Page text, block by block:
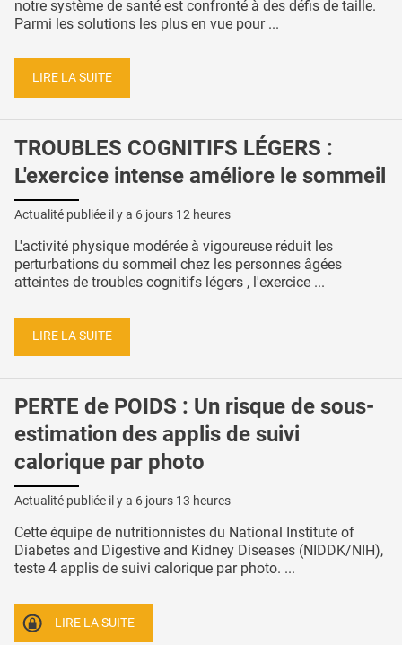
notre système de santé est confronté à des défis de taille.
Parmi les solutions les plus en vue pour ...
LIRE LA SUITE
TROUBLES COGNITIFS LÉGERS :
L'exercice intense améliore le sommeil
Actualité publiée il y a 6 jours 12 heures
L'activité physique modérée à vigoureuse réduit les
perturbations du sommeil chez les personnes âgées
atteintes de troubles cognitifs légers , l'exercice ...
LIRE LA SUITE
PERTE de POIDS : Un risque de sous-
estimation des applis de suivi
calorique par photo
Actualité publiée il y a 6 jours 13 heures
Cette équipe de nutritionnistes du National Institute of
Diabetes and Digestive and Kidney Diseases (NIDDK/NIH),
teste 4 applis de suivi calorique par photo. ...
LIRE LA SUITE